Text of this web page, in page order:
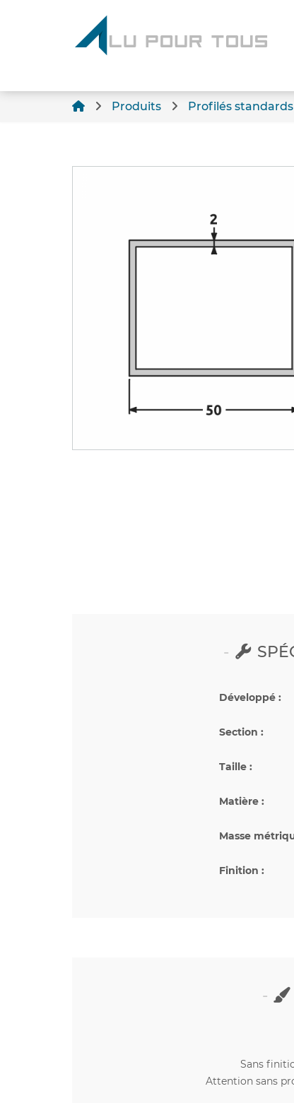
Produits Profilés standards
Développé :
Section :
Taille :
Matière :
Masse
Finition :
Sans
Attention sans